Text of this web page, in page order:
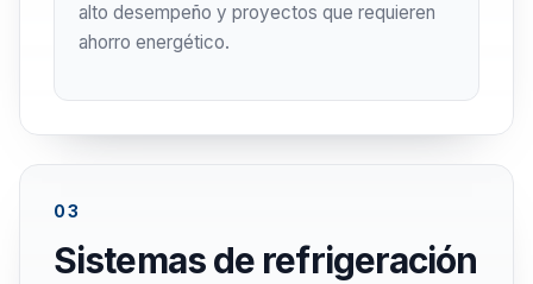
alto desempeño y proyectos que requieren
ahorro energético.
03
Sistemas de refrigeración